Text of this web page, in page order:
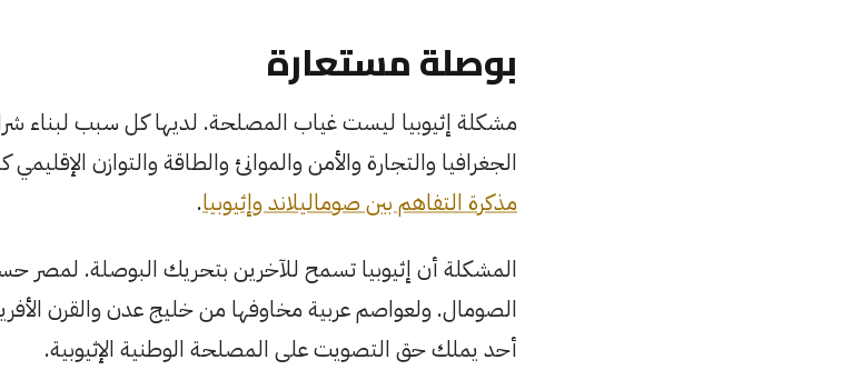
بوصلة مستعارة
مشكلة إثيوبيا ليست غياب المصلحة. لديها كل سبب لبناء
الجغرافيا والتجارة والأمن والموانئ والطاقة والتوازن
مذكرة التفاهم بين صوماليلاند وإثيوبيا.
المشكلة أن إثيوبيا تسمح للآخرين بتحريك البوصلة. لمصر
الصومال. ولعواصم عربية مخاوفها من خليج عدن والقرن
أحد يملك حق التصويت على المصلحة الوطنية الإثيوبية.